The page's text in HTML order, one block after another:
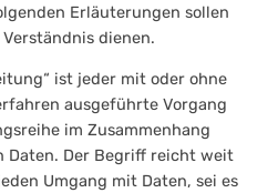
Erläuterungen sollen
dienen.
ist jeder mit oder ohne
ausgeführte Vorgang
im Zusammenhang
Daten. Der Begriff reicht weit
Umgang mit Daten, sei es